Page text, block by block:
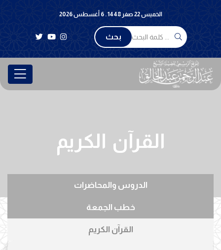
الخميس 22 صفر 1448 . 6 أغسطس 2026
بحث
القرآن الكريم
الدروس والمحاضرات
خطب الجمعة
القرآن الكريم